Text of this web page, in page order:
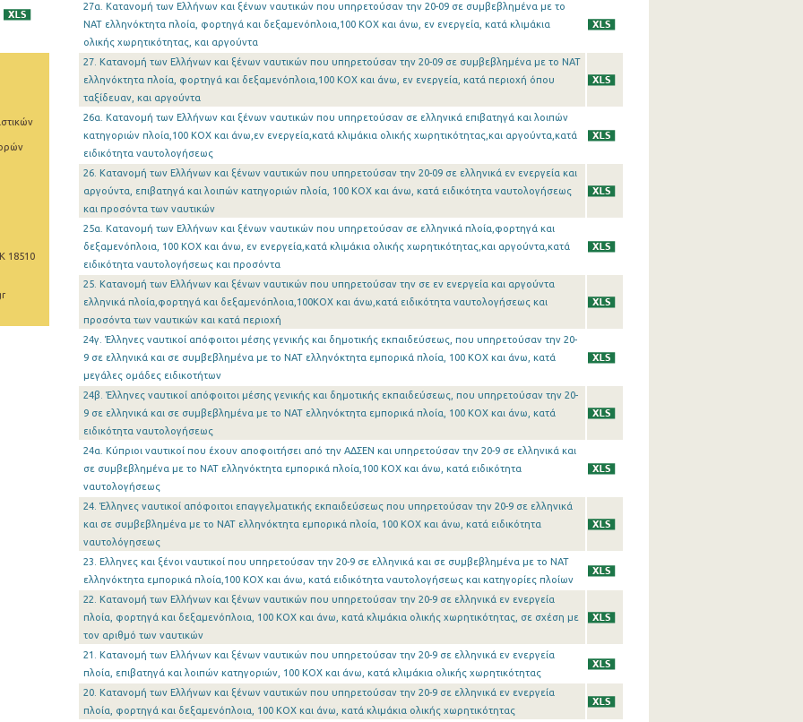
18510
27α. Κατανομή των Ελλήνων και ξένων ναυτικών που υπηρετούσαν την 20-09 σε συμβεβλημένα με το
ΝΑΤ ελληνόκτητα πλοία, φορτηγά και δεξαμενόπλοια,100 ΚΟΧ και άνω, εν ενεργεία, κατά κλιμάκια
ολικής χωρητικότητας, και αργούντα
27. Κατανομή των Ελλήνων και ξένων ναυτικών που υπηρετούσαν την 20-09 σε συμβεβλημένα με το ΝΑΤ
ελληνόκτητα πλοία, φορτηγά και δεξαμενόπλοια,100 ΚΟΧ και άνω, εν ενεργεία, κατά περιοχή όπου
ταξίδευαν, και αργούντα
26α. Κατανομή των Ελλήνων και ξένων ναυτικών που υπηρετούσαν σε ελληνικά επιβατηγά και λοιπών
κατηγοριών πλοία,100 ΚΟΧ και άνω,εν ενεργεία,κατά κλιμάκια ολικής χωρητικότητας,και αργούντα,κατά
ειδικότητα ναυτολογήσεως
26. Κατανομή των Ελλήνων και ξένων ναυτικών που υπηρετούσαν την 20-09 σε ελληνικά εν ενεργεία και
αργούντα, επιβατηγά και λοιπών κατηγοριών πλοία, 100 ΚΟΧ και άνω, κατά ειδικότητα ναυτολογήσεως
και προσόντα των ναυτικών
25α. Κατανομή των Ελλήνων και ξένων ναυτικών που υπηρετούσαν σε ελληνικά πλοία,φορτηγά και
δεξαμενόπλοια, 100 ΚΟΧ και άνω, εν ενεργεία,κατά κλιμάκια ολικής χωρητικότητας,και αργούντα,κατά
ειδικότητα ναυτολογήσεως και προσόντα
25. Κατανομή των Ελλήνων και ξένων ναυτικών που υπηρετούσαν την σε εν ενεργεία και αργούντα
ελληνικά πλοία,φορτηγά και δεξαμενόπλοια,100ΚΟΧ και άνω,κατά ειδικότητα ναυτολογήσεως και
προσόντα των ναυτικών και κατά περιοχή
24γ. Έλληνες ναυτικοί απόφοιτοι μέσης γενικής και δημοτικής εκπαιδεύσεως, που υπηρετούσαν την 20-
9 σε ελληνικά και σε συμβεβλημένα με το ΝΑΤ ελληνόκτητα εμπορικά πλοία, 100 ΚΟX και άνω, κατά
μεγάλες ομάδες ειδικοτήτων
24β. Έλληνες ναυτικοί απόφοιτοι μέσης γενικής και δημοτικής εκπαιδεύσεως, που υπηρετούσαν την 20-
9 σε ελληνικά και σε συμβεβλημένα με το ΝΑΤ ελληνόκτητα εμπορικά πλοία, 100 ΚΟX και άνω, κατά
ειδικότητα ναυτολογήσεως
24α. Κύπριοι ναυτικοί που έχουν αποφοιτήσει από την ΑΔΣΕΝ και υπηρετούσαν την 20-9 σε ελληνικά και
σε συμβεβλημένα με το ΝΑΤ ελληνόκτητα εμπορικά πλοία,100 ΚΟΧ και άνω, κατά ειδικότητα
ναυτολογήσεως
24. Έλληνες ναυτικοί απόφοιτοι επαγγελματικής εκπαιδεύσεως που υπηρετούσαν την 20-9 σε ελληνικά
και σε συμβεβλημένα με το ΝΑΤ ελληνόκτητα εμπορικά πλοία, 100 ΚΟΧ και άνω, κατά ειδικότητα
ναυτολόγησεως
23. Ελληνες και ξένοι ναυτικοί που υπηρετούσαν την 20-9 σε ελληνικά και σε συμβεβλημένα με το ΝΑΤ
ελληνόκτητα εμπορικά πλοία,100 ΚΟΧ και άνω, κατά ειδικότητα ναυτολογήσεως και κατηγορίες πλοίων
22. Κατανομή των Ελλήνων και ξένων ναυτικών που υπηρετούσαν την 20-9 σε ελληνικά εν ενεργεία
πλοία, φορτηγά και δεξαμενόπλοια, 100 ΚΟΧ και άνω, κατά κλιμάκια ολικής χωρητικότητας, σε σχέση με
τον αριθμό των ναυτικών
21. Κατανομή των Ελλήνων και ξένων ναυτικών που υπηρετούσαν την 20-9 σε ελληνικά εν ενεργεία
πλοία, επιβατηγά και λοιπών κατηγοριών, 100 ΚΟΧ και άνω, κατά κλιμάκια ολικής χωρητικότητας
20. Κατανομή των Ελλήνων και ξένων ναυτικών που υπηρετούσαν την 20-9 σε ελληνικά εν ενεργεία
πλοία, φορτηγά και δεξαμενόπλοια, 100 ΚΟΧ και άνω, κατά κλιμάκια ολικής χωρητικότητας